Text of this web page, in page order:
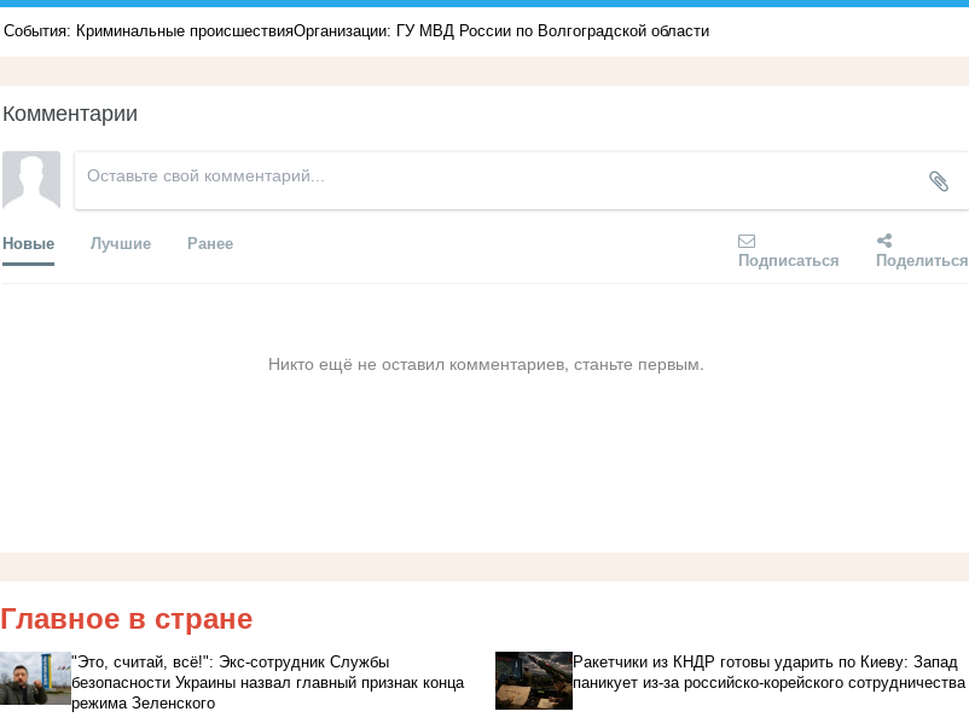
События: Криминальные происшествияОрганизации: ГУ МВД России по Волгоградской области
Комментарии
Новые Лучшие Ранее
Подписаться Поделиться
Никто ещё не оставил комментариев, станьте первым.
Главное в стране
"Это, считай, всё!": Экс-сотрудник Службы
безопасности Украины назвал главный признак конца
режима Зеленского
Ракетчики из КНДР готовы ударить по Киеву: Запад
паникует из-за российско-корейского сотрудничества